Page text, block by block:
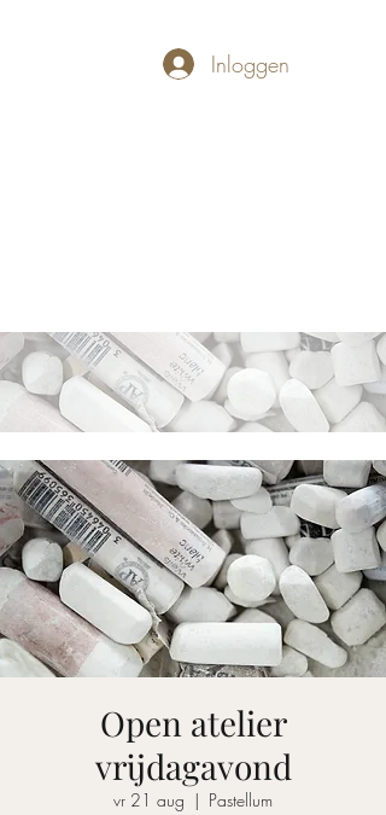
Inloggen
Open atelier
vrijdagavond
vr 21 aug
  |
Pastellum